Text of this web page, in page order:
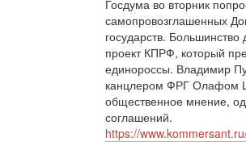
Госдума во вторник
самопровозглашенных
государств.
проект КПРФ, который
единороссы. Владимир
канцлером ФРГ Олафом
общественное мнение,
соглашений.
https://